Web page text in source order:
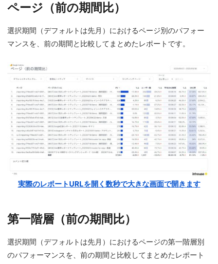
ページ（前の期間比）
選択期間（デフォルトは先月）におけるページ別のパフォー
マンスを、前の期間と比較してまとめたレポートです。
実際のレポートURLを開く数秒で大きな画面で開きます
第一階層（前の期間比）
選択期間（デフォルトは先月）におけるページの第一階層別
のパフォーマンスを、前の期間と比較してまとめたレポート